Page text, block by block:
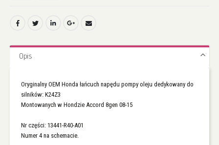
Opis
Oryginalny OEM Honda łańcuch napędu pompy oleju dedykowany do
silników: K24Z3
Montowanych w Hondzie Accord 8gen 08-15
Nr części: 13441-R40-A01
Numer 4 na schemacie.